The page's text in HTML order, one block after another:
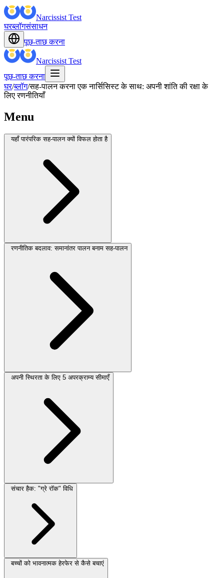
Narcissist Test
घरब्लॉगसंसाधन
पूछ-ताछ करना
Narcissist Test
पूछ-ताछ करना
घर/ब्लॉग/सह-पालन करना एक नार्सिसिस्ट के साथ: अपनी शांति की रक्षा के
लिए रणनीतियाँ
Menu
यहाँ पारंपरिक सह-पालन क्यों विफल होता है
रणनीतिक बदलाव: समानांतर पालन बनाम सह-पालन
अपनी स्थिरता के लिए 5 अपरक्राम्य सीमाएँ
संचार हैक: "ग्रे रॉक" विधि
बच्चों को भावनात्मक हेरफेर से कैसे बचाएं